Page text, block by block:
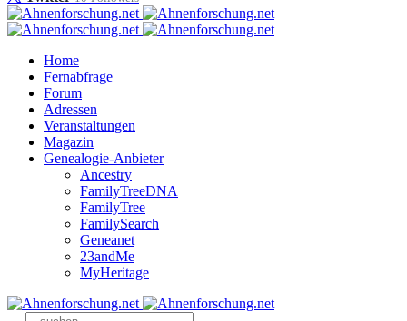
Home
Fernabfrage
Forum
Adressen
Veranstaltungen
Magazin
Genealogie-Anbieter
Ancestry
FamilyTreeDNA
FamilyTree
FamilySearch
Geneanet
23andMe
MyHeritage